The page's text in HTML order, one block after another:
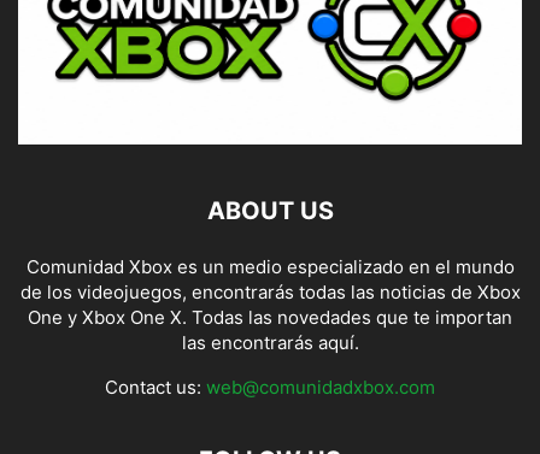
ABOUT US
Comunidad Xbox es un medio especializado en el mundo
de los videojuegos, encontrarás todas las noticias de Xbox
One y Xbox One X. Todas las novedades que te importan
las encontrarás aquí.
Contact us: web@comunidadxbox.com